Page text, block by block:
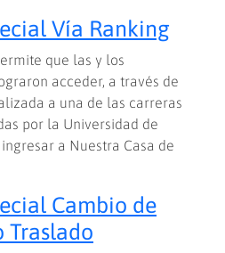
Vía Ranking
que las y los
acceder, a través de
a una de las carreras
por la Universidad de
a Nuestra Casa de
Cambio de
Traslado